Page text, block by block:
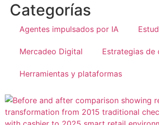
Categorías
Agentes impulsados por IA
Mercadeo Digital Estrategias de
Herramientas y plataformas